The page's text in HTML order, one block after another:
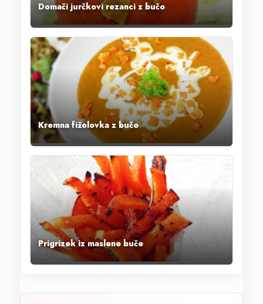
Domači jurčkovi rezanci z bučo
Kremna fižolovka z bučo
Prigrizek iz maslene buče